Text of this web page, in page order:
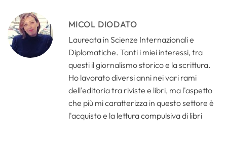
MICOL DIODATO
Laureata in Scienze Internazionali e
Diplomatiche. Tanti i miei interessi, tra
questi il giornalismo storico e la scrittura.
Ho lavorato diversi anni nei vari rami
dell'editoria tra riviste e libri, ma l'aspetto
che più mi caratterizza in questo settore è
l'acquisto e la lettura compulsiva di libri